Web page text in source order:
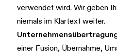
verwendet wird. Wir geben
niemals im Klartext weiter.
einer Fusion, Übernahme,